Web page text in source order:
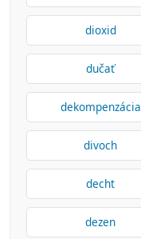
dioxid
dučať
dekompenzácia
divoch
decht
dezen